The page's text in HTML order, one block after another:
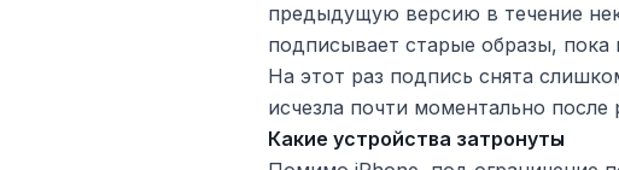
предыдущую версию в течение
подписывает старые образы, пока
На этот раз подпись снята
исчезла почти моментально после
Какие устройства затронуты